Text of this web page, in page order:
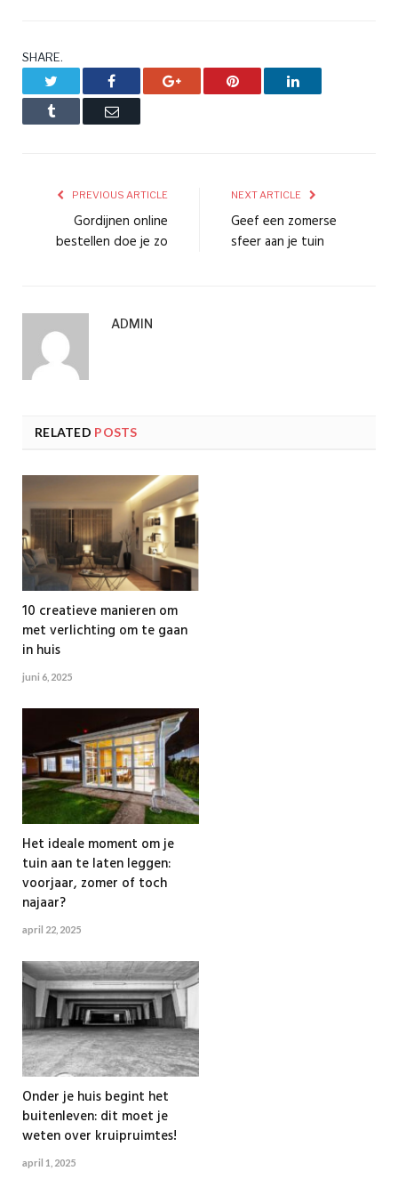
SHARE.
Facebook Google+ Pinterest LinkedIn
Tumblr Email
PREVIOUS ARTICLE
Gordijnen online
bestellen doe je zo
NEXT ARTICLE
Geef een zomerse
sfeer aan je tuin
ADMIN
RELATED POSTS
10 creatieve manieren om
met verlichting om te gaan
in huis
juni 6, 2025
Het ideale moment om je
tuin aan te laten leggen:
voorjaar, zomer of toch
najaar?
april 22, 2025
Onder je huis begint het
buitenleven: dit moet je
weten over kruipruimtes!
april 1, 2025